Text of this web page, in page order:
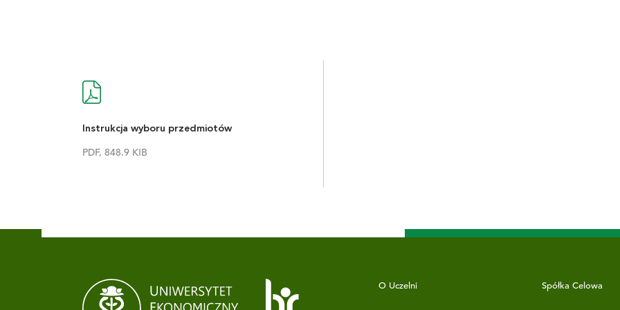
Instrukcja wyboru przedmiotów
PDF, 848.9 KIB
O Uczelni Spółka Celowa